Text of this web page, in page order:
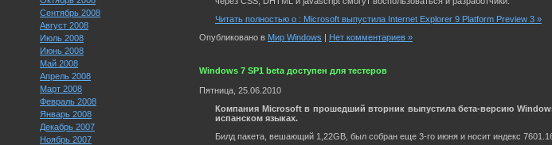
Сентябрь 2008
Август 2008
Июль 2008
Июнь 2008
Май 2008
Апрель 2008
Март 2008
Февраль 2008
Январь 2008
Декабрь 2007
Ноябрь 2007
Читать полностью о : Microsoft выпустила Internet Explorer 9 Platform Preview 3 »
Опубликовано в Мир Windows Нет комментариев »
Windows 7 SP1 beta доступен для тестеров
Пятница, 25.06.2010
Компания Microsoft в прошедший вторник выпустила бета-версию
испанском языках.
Билд пакета, вешающий 1,22GB, был собран еще 3-го июня и носит индекс